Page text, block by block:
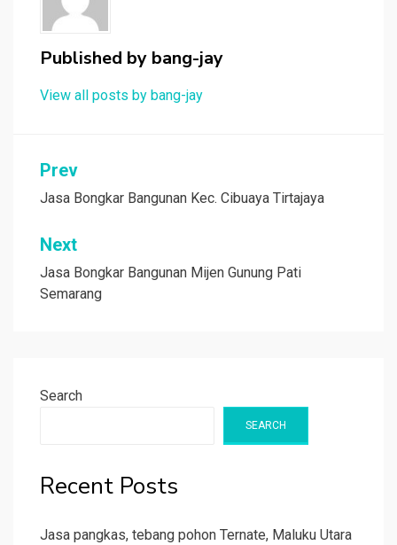
Published by bang-jay
View all posts by bang-jay
Post
navigation
Prev
Jasa Bongkar Bangunan Kec. Cibuaya Tirtajaya
Next
Jasa Bongkar Bangunan Mijen Gunung Pati
Semarang
Search
SEARCH
Recent Posts
Jasa pangkas, tebang pohon Ternate, Maluku Utara